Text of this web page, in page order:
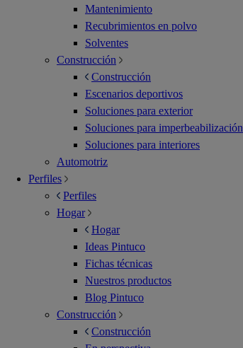
Mantenimiento
Recubrimientos en polvo
Solventes
Construcción
Construcción
Escenarios deportivos
Soluciones para exterior
Soluciones para imperbeabilización
Soluciones para interiores
Automotriz
Perfiles
Perfiles
Hogar
Hogar
Ideas Pintuco
Fichas técnicas
Nuestros productos
Blog Pintuco
Construcción
Construcción